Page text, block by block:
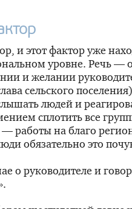
и этот фактор уже
уровне. Речь —
и желании
сельского
людей и
сплотить все
работы на благо
обязательно это
о руководителе и